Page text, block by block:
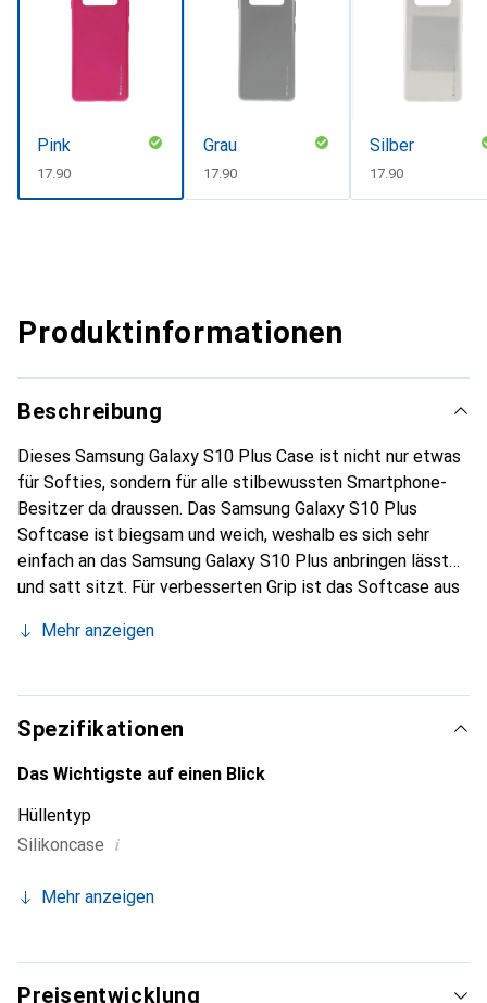
Pink
CHF
17.90
Grau
CHF
17.90
Silber
CHF
17.90
Produktinformationen
Beschreibung
Dieses Samsung Galaxy S10 Plus Case ist nicht nur etwas
für Softies, sondern für alle stilbewussten Smartphone-
Besitzer da draussen. Das Samsung Galaxy S10 Plus
Softcase ist biegsam und weich, weshalb es sich sehr
einfach an das Samsung Galaxy S10 Plus anbringen lässt
und satt sitzt. Für verbesserten Grip ist das Softcase aus
Samsung Galaxy S10 Plus vor den üblichen Gefahren.
Mehr anzeigen
Spezifikationen
Das Wichtigste auf einen Blick
Hüllentyp
Silikoncase i
Mehr anzeigen
Preisentwicklung